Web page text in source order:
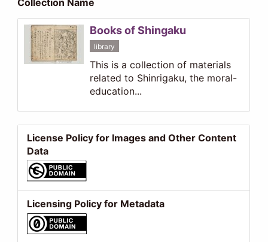
Books of Shingaku
library
This is a collection of materials
related to Shinrigaku, the moral-
education...
License Policy for Images and Other Content
Data
Licensing Policy for Metadata